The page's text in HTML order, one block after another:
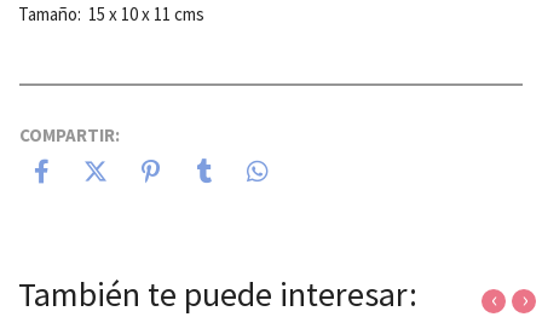
Tamaño: 15 x 10 x 11 cms
COMPARTIR:
También te puede interesar: ‹ ›